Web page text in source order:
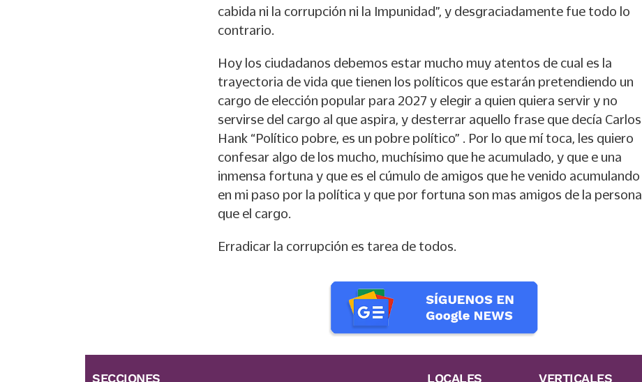
cabida ni la corrupción ni la Impunidad”, y desgraciadamente fue todo lo
contrario.
Hoy los ciudadanos debemos estar mucho muy atentos de cual es la
trayectoria de vida que tienen los políticos que estarán pretendiendo un
cargo de elección popular para 2027 y elegir a quien quiera servir y no
servirse del cargo al que aspira, y desterrar aquello frase que decía Carlos
Hank “Político pobre, es un pobre político” . Por lo que mí toca, les quiero
confesar algo de los mucho, muchísimo que he acumulado, y que e una
inmensa fortuna y que es el cúmulo de amigos que he venido acumulando
en mi paso por la política y que por fortuna son mas amigos de la persona
que el cargo.
Erradicar la corrupción es tarea de todos.
SECCIONES LOCALES VERTICALES